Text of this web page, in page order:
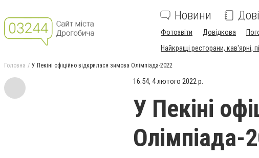
Новини
Фотозвіти Довідкова
Найкращі ресторани, кав'ярні,
Головна У Пекіні офіційно відкрилася зимова Олімпіада-2022
16:54, 4 лютого 2022 р.
У Пекіні
Олімпіада-